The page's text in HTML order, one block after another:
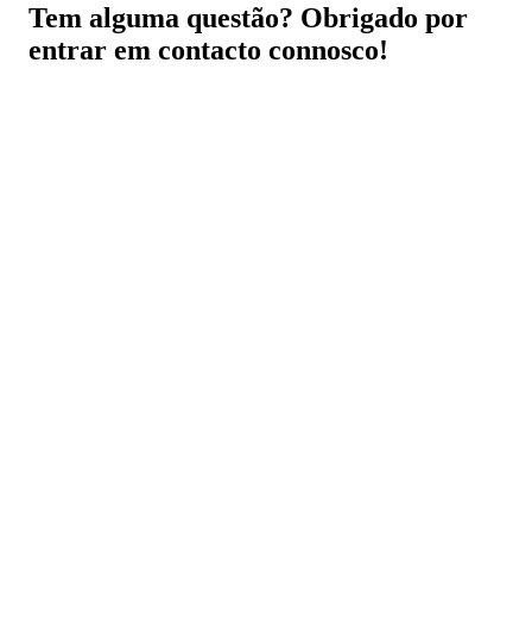
Tem alguma questão? Obrigado por
entrar em contacto connosco!